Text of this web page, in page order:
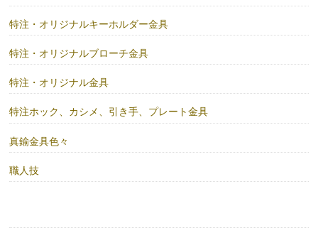
特注・オリジナルキーホルダー金具
特注・オリジナルブローチ金具
特注・オリジナル金具
特注ホック、カシメ、引き手、プレート金具
真鍮金具色々
職人技